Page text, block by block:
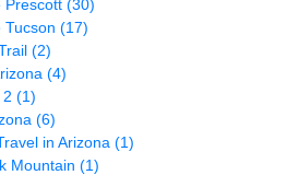
Prescott (30)
Tucson (17)
(2)
(4)
(1)
(6)
in Arizona (1)
Mountain (1)